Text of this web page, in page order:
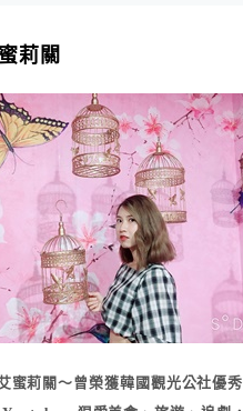
莉關
蜜莉關～曾榮獲韓國觀光公社優